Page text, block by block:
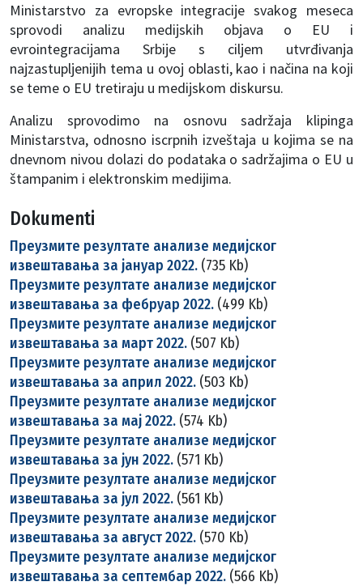
Ministarstvo za evropske integracije svakog meseca
sprovodi analizu medijskih objava o EU i
evrointegracijama Srbije s ciljem utvrđivanja
najzastupljenijih tema u ovoj oblasti, kao i načina na koji
se teme o EU tretiraju u medijskom diskursu.
Analizu sprovodimo na osnovu sadržaja klipinga
Ministarstva, odnosno iscrpnih izveštaja u kojima se na
dnevnom nivou dolazi do podataka o sadržajima o EU u
štampanim i elektronskim medijima.
Dokumenti
Преузмите резултате анализе медијског
извештавања за јануар 2022. (735 Kb)
Преузмите резултате анализе медијског
извештавања за фебруар 2022. (499 Kb)
Преузмите резултате анализе медијског
извештавања за март 2022. (507 Kb)
Преузмите резултате анализе медијског
извештавања за април 2022. (503 Kb)
Преузмите резултате анализе медијског
извештавања за мај 2022. (574 Kb)
Преузмите резултате анализе медијског
извештавања за јун 2022. (571 Kb)
Преузмите резултате анализе медијског
извештавања за јул 2022. (561 Kb)
Преузмите резултате анализе медијског
извештавања за август 2022. (570 Kb)
Преузмите резултате анализе медијског
извештавања за септембар 2022. (566 Kb)